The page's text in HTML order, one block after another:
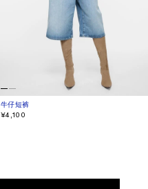
牛仔短裤
当前颜色： 浅蓝色
價格：¥4,100。
¥4,100